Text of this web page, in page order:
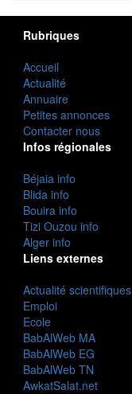
Rubriques
Accueil
Actualité
Annuaire
Petites annonces
Contacter nous
Infos régionales
Béjaia info
Blida info
Bouira info
Tizi Ouzou info
Alger info
Liens externes
Actualité scientifiques
Emploi
Ecole
BabAlWeb MA
BabAlWeb EG
BabAlWeb TN
AwkatSalat.net